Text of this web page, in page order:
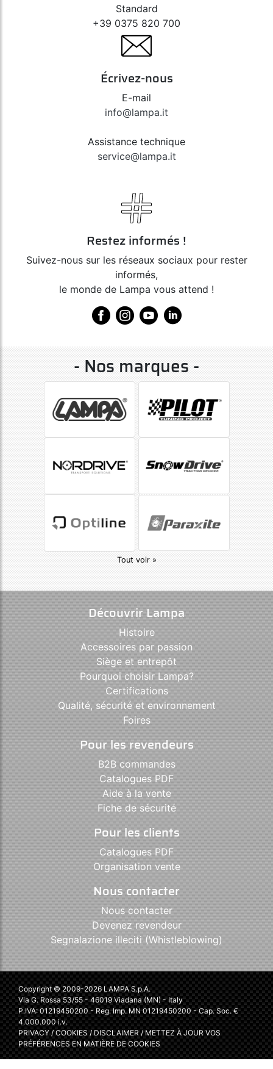
Standard
+39 0375 820 700
Écrivez-nous
E-mail
info@lampa.it
Assistance technique
service@lampa.it
Restez informés !
Suivez-nous sur les réseaux sociaux pour rester
informés,
le monde de Lampa vous attend !
- Nos marques -
Tout voir »
Découvrir Lampa
Histoire
Accessoires par passion
Siège et entrepôt
Pourquoi choisir Lampa?
Certifications
Qualité, sécurité et environnement
Foires
Pour les revendeurs
B2B commandes
Catalogues PDF
Aide à la vente
Fiche de sécurité
Pour les clients
Catalogues PDF
Organisation vente
Nous contacter
Nous contacter
Devenez revendeur
Segnalazione illeciti (Whistleblowing)
Copyright © 2009-2026 LAMPA S.p.A.
Via G. Rossa 53/55 - 46019 Viadana (MN) - Italy
P.IVA: 01219450200 - Reg. Imp. MN 01219450200 - Cap. Soc. €
4.000.000 i.v.
PRIVACY/COOKIES/DISCLAIMER/METTEZ À JOUR VOS
PRÉFÉRENCES EN MATIÈRE DE COOKIES